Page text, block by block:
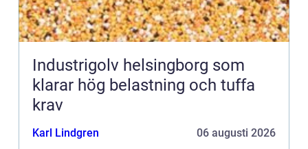
Industrigolv helsingborg som
klarar hög belastning och tuffa
krav
Karl Lindgren 06 augusti 2026